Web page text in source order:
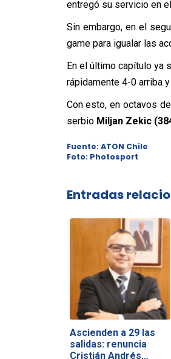
entregó su servicio en
Sin embargo, en el
game para igualar las
En el último capítulo ya
rápidamente 4-0 arriba
Con esto, en octavos
serbio Miljan Zekic
Fuente: ATON Chile
Foto: Photosport
Entradas
Ascienden a 29 las
salidas: renuncia
Cristián Andrés…